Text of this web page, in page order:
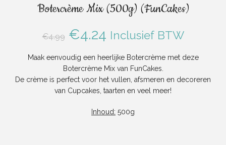
Botercrème Mix (500g) (FunCakes)
€4.99 Oorspronkelijke
prijs
was:
€4.99.
€4.24Huidige
prijs
is:
Inclusief BTW
Maak eenvoudig een heerlijke Botercrème met deze
Botercrème Mix van FunCakes.
De crème is perfect voor het vullen, afsmeren en decoreren
van Cupcakes, taarten en veel meer!
Inhoud: 500g